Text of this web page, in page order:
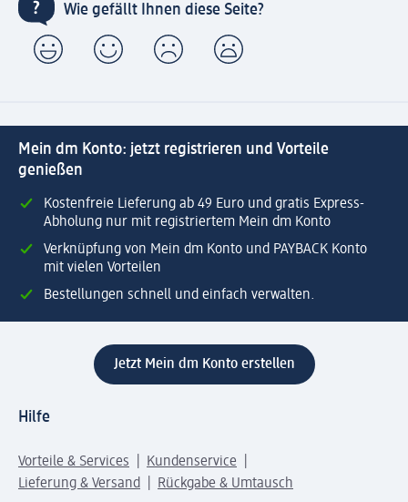
Wie gefällt Ihnen diese Seite?
Mein dm Konto: jetzt registrieren und Vorteile
genießen
Kostenfreie Lieferung ab 49 Euro und gratis Express-
Abholung nur mit registriertem Mein dm Konto
Verknüpfung von Mein dm Konto und PAYBACK Konto
mit vielen Vorteilen
Bestellungen schnell und einfach verwalten.
Jetzt Mein dm Konto erstellen
Hilfe
Vorteile & Services
Kundenservice
Lieferung & Versand
Rückgabe & Umtausch